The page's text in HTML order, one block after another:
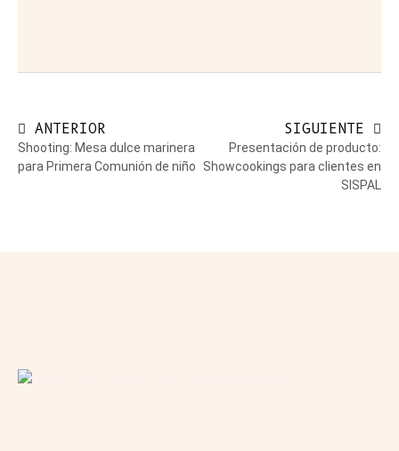
ANTERIOR
Shooting: Mesa dulce marinera
para Primera Comunión de niño
SIGUIENTE
Presentación de producto:
Showcookings para clientes en
SISPAL